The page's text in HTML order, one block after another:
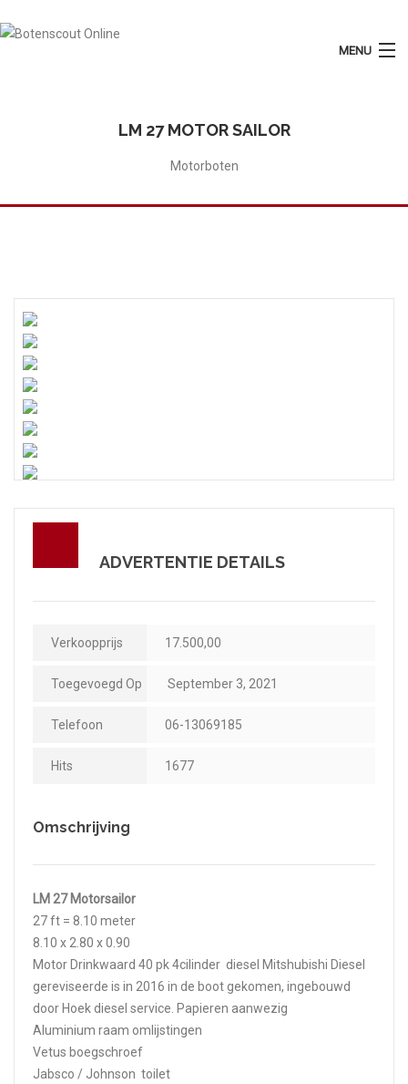
MENU
Plaats Advertentie
Contact
LM 27 MOTOR SAILOR
Motorboten
ADVERTENTIE DETAILS
Verkoopprijs 17.500,00
Toegevoegd Op September 3, 2021
Telefoon 06-13069185
Hits 1677
Omschrijving
LM 27 Motorsailor
27 ft = 8.10 meter
8.10 x 2.80 x 0.90
Motor Drinkwaard 40 pk 4cilinder diesel Mitshubishi Diesel
gereviseerde is in 2016 in de boot gekomen, ingebouwd
door Hoek diesel service. Papieren aanwezig
Aluminium raam omlijstingen
Vetus boegschroef
Jabsco / Johnson toilet